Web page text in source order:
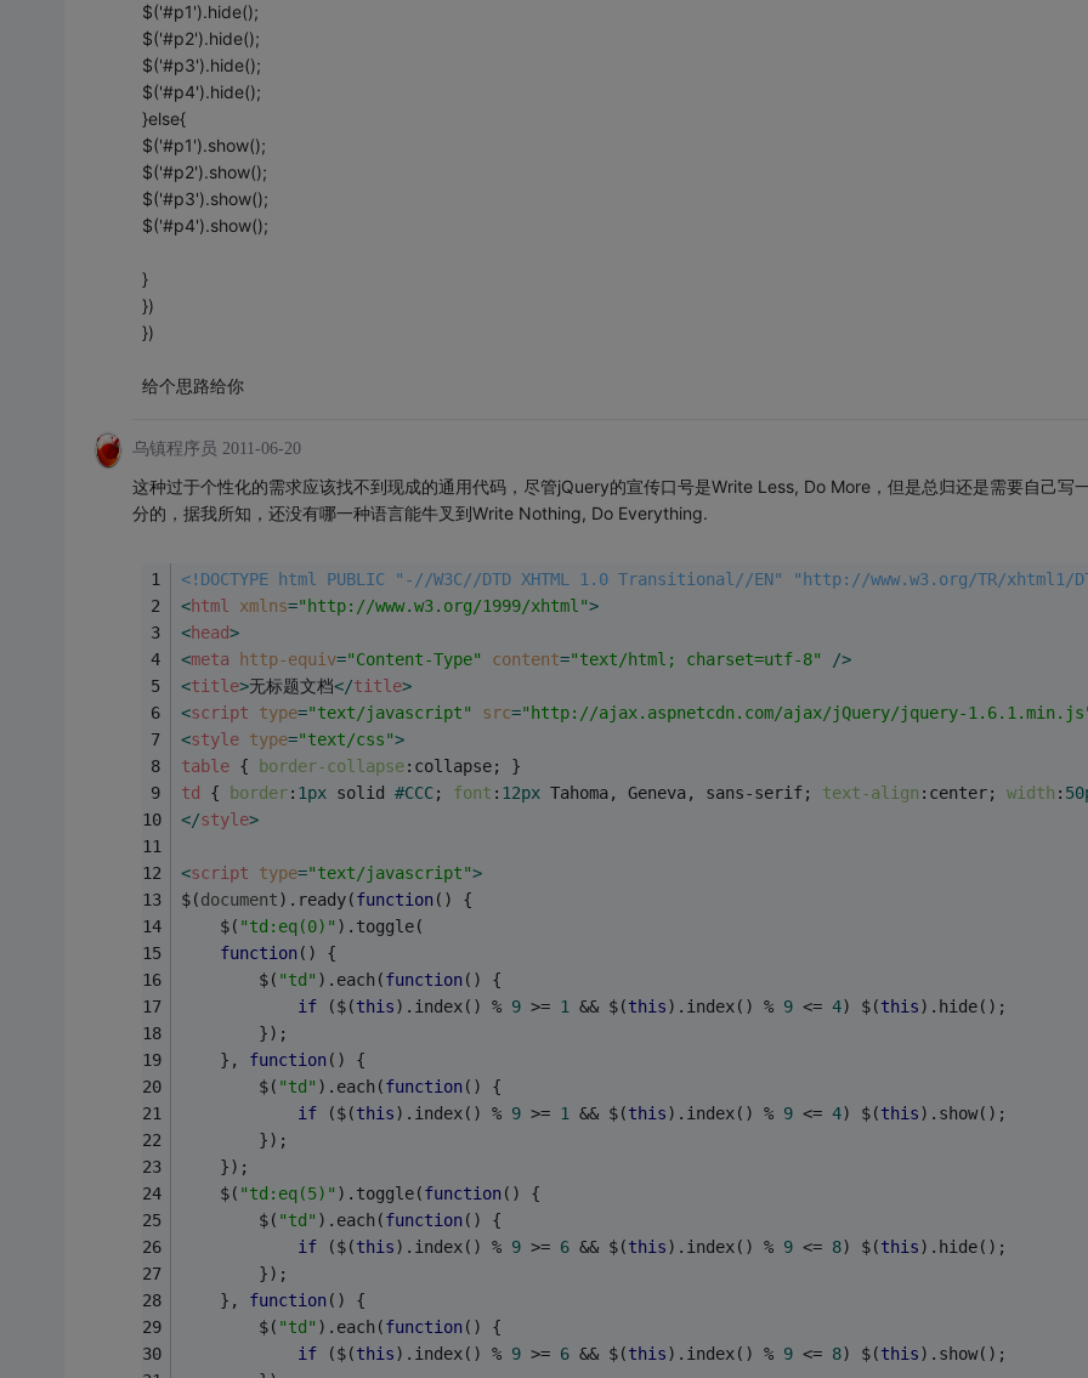
$('#p1').hide();
$('#p2').hide();
$('#p3').hide();
$('#p4').hide();
}else{
$('#p1').show();
$('#p2').show();
$('#p3').show();
$('#p4').show();
}
})
})
给个思路给你
乌镇程序员 2011-06-20
这种过于个性化的需求应该找不到现成的通用代码，尽管jQuery的宣传口号是Write Less, Do More，但是总归还是需要自己写
分的，据我所知，还没有哪一种语言能牛叉到Write Nothing, Do Everything.
<!DOCTYPE html PUBLIC "-//W3C//DTD XHTML 1.0 Transitional//EN" "http://www.w3.org/TR/
<html xmlns="http://www.w3.org/1999/xhtml">
<head>
<meta http-equiv="Content-Type" content="text/html; charset=utf-8" />
<title>无标题文档</title>
<script type="text/javascript" src="http://ajax.aspnetcdn.com/ajax/jQuery/jquery-
<style type="text/css">
table { border-collapse:collapse; }
td { border: 1px solid #CCC; font : 12px Tahoma, Geneva, sans-serif; text-align :center; width :
</style>
<script type="text/javascript">
$(document).ready(function( ) {
    $(
"td:eq(0)" ).toggle(
function( ) {
        $(
"td" ).each(function( ) {
if ($(this).index() % 9 >= 1 && $(this).index() % 9 <= 4) $(this).hide();
        });
    },
function( ) {
        $(
"td" ).each(function( ) {
if ($(this).index() % 9 >= 1 && $(this).index() % 9 <= 4) $(this).show();
        });
    });
    $(
"td:eq(5)" ).toggle(function( ) {
        $(
"td" ).each(function( ) {
if ($(this).index() % 9 >= 6 && $(this).index() % 9 <= 8) $(this).hide();
        });
    },
function( ) {
        $(
"td" ).each(function( ) {
if ($(this).index() % 9 >= 6 && $(this).index() % 9 <= 8) $(this).show();